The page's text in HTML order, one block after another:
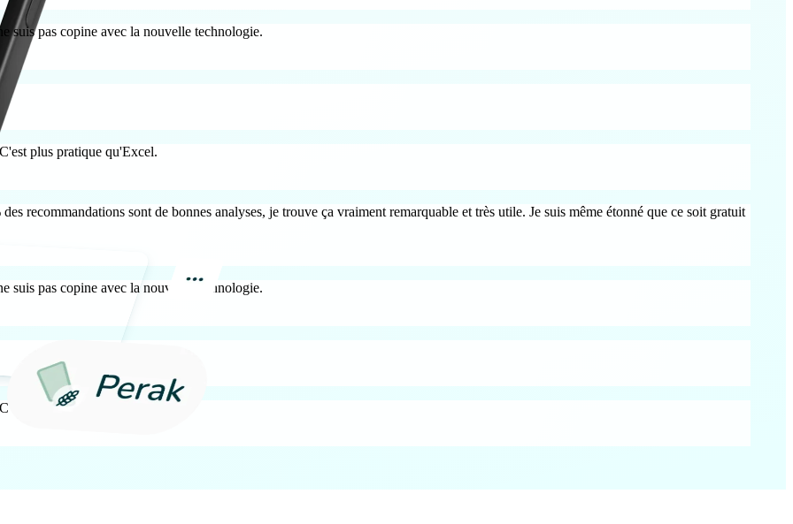
suis pas copine avec la nouvelle technologie.
plus pratique qu'Excel.
recommandations sont de bonnes analyses, je trouve ça vraiment remarquable et très utile. Je suis même étonné que ce soit gratuit
suis pas copine avec la nouvelle technologie.
plus pratique qu'Excel.